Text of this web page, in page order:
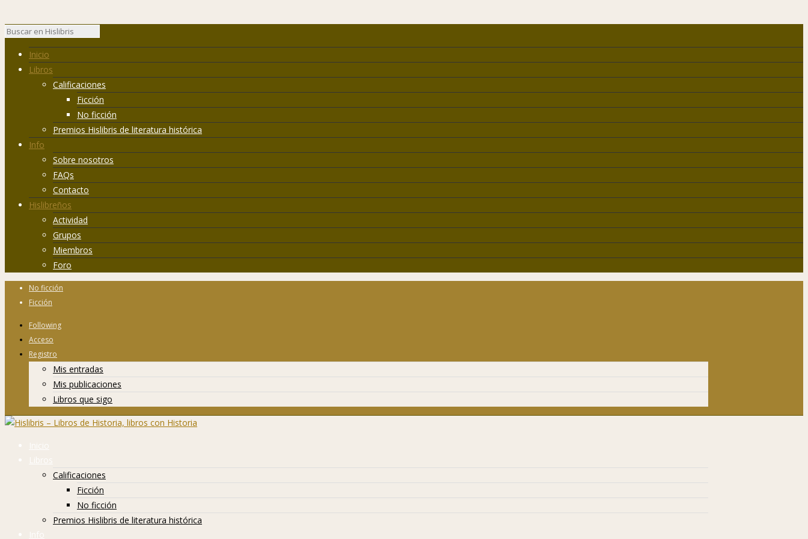
Inicio
Libros
Calificaciones
Ficción
No ficción
Premios Hislibris de literatura histórica
Info
Sobre nosotros
FAQs
Contacto
Hislibreños
Actividad
Grupos
Miembros
Foro
No ficción
Ficción
Following
Acceso
Registro
Mis entradas
Mis publicaciones
Libros que sigo
Inicio
Libros
Calificaciones
Ficción
No ficción
Premios Hislibris de literatura histórica
Info